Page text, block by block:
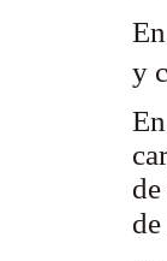
y